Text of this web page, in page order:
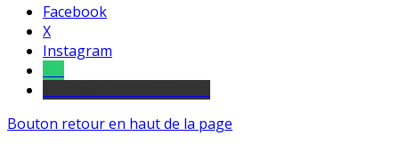
Facebook
X
Instagram
Bouton retour en haut de la page